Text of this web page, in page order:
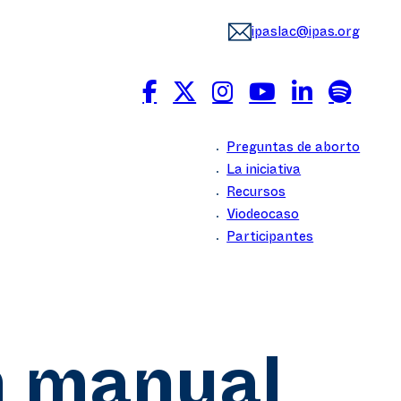
ipaslac@ipas.org
Preguntas de aborto
La iniciativa
Recursos
Viodeocaso
Participantes